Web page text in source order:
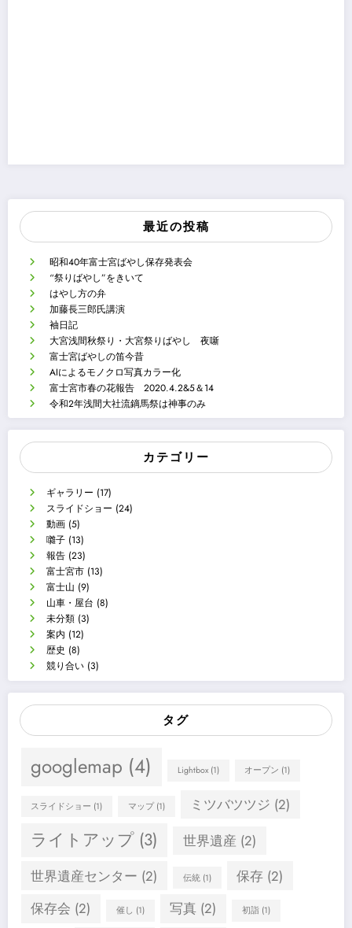
最近の投稿
昭和40年富士宮ばやし保存発表会
“祭りばやし”をきいて
はやし方の弁
加藤長三郎氏講演
袖日記
大宮浅間秋祭り・大宮祭りばやし 夜噺
富士宮ばやしの笛今昔
AIによるモノクロ写真カラー化
富士宮市春の花報告 2020.4.2&5＆14
令和2年浅間大社流鏑馬祭は神事のみ
カテゴリー
ギャラリー (17)
スライドショー (24)
動画 (5)
囃子 (13)
報告 (23)
富士宮市 (13)
富士山 (9)
山車・屋台 (8)
未分類 (3)
案内 (12)
歴史 (8)
競り合い (3)
タグ
googlemap (4) Lightbox(1) オープン (1)
スライドショー (1) マップ(1) ミツバツツジ (2)
ライトアップ (3) 世界遺産 (2)
世界遺産センター (2) 伝統(1) 保存 (2)
保存会 (2) 催し (1) 写真 (2) 初詣(1)